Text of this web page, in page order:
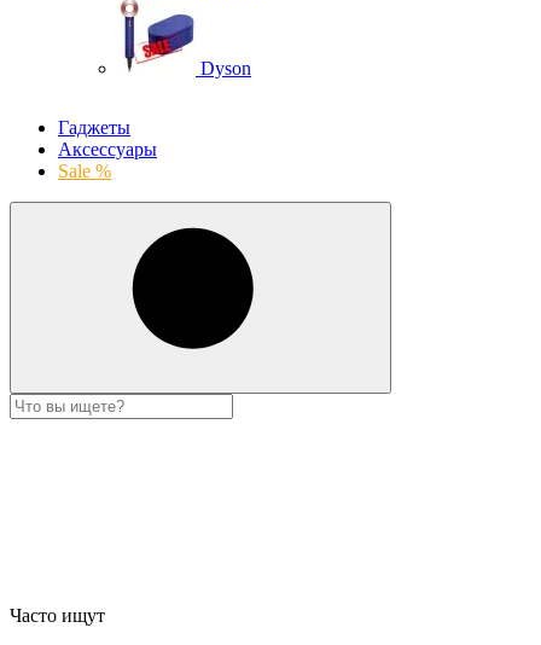
Dyson
Гаджеты
Аксессуары
Sale %
Часто ищут